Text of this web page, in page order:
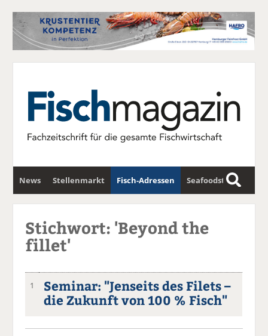
News Stellenmarkt Fisch-Adressen Seafoodstar
Fischwirtschafts-Gipfel Newsletter
S
u
Stichwort: 'Beyond the
fillet'
1
Seminar: "Jenseits des Filets –
die Zukunft von 100 % Fisch"